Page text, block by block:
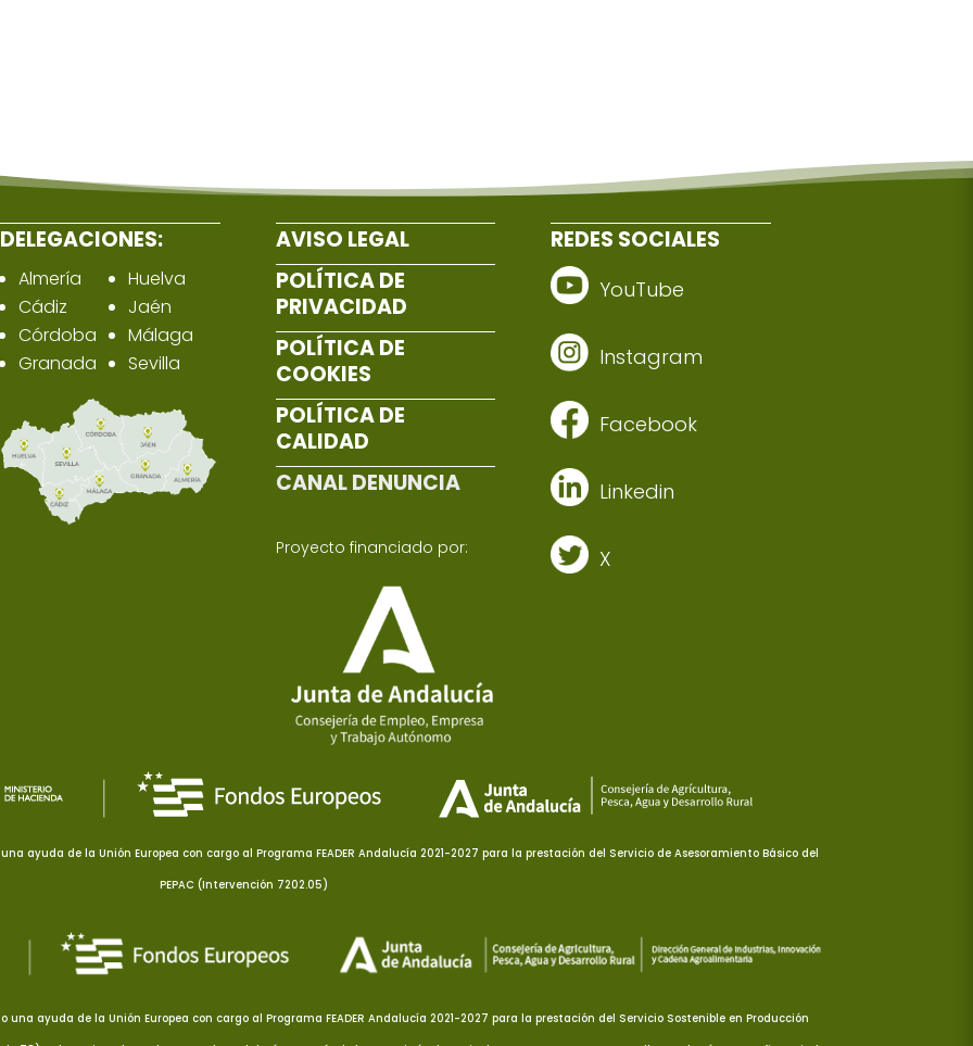
DELEGACIONES:
Almería
Cádiz
Córdoba
Granada
Huelva
Jaén
Málaga
Sevilla
AVISO LEGAL
POLÍTICA DE
PRIVACIDAD
POLÍTICA DE
COOKIES
POLÍTICA DE
CALIDAD
CANAL DENUNCIA
Proyecto financiado por:
REDES SOCIALES
YouTube
Instagram
Facebook
Linkedin
X
ayuda de la Unión Europea con cargo al Programa FEADER Andalucía 2021-2027 para la prestación del Servicio de Asesoramiento Básico del
PEPAC (Intervención 7202.05)
ayuda de la Unión Europea con cargo al Programa FEADER Andalucía 2021-2027 para la prestación del Servicio Sostenible en Producción